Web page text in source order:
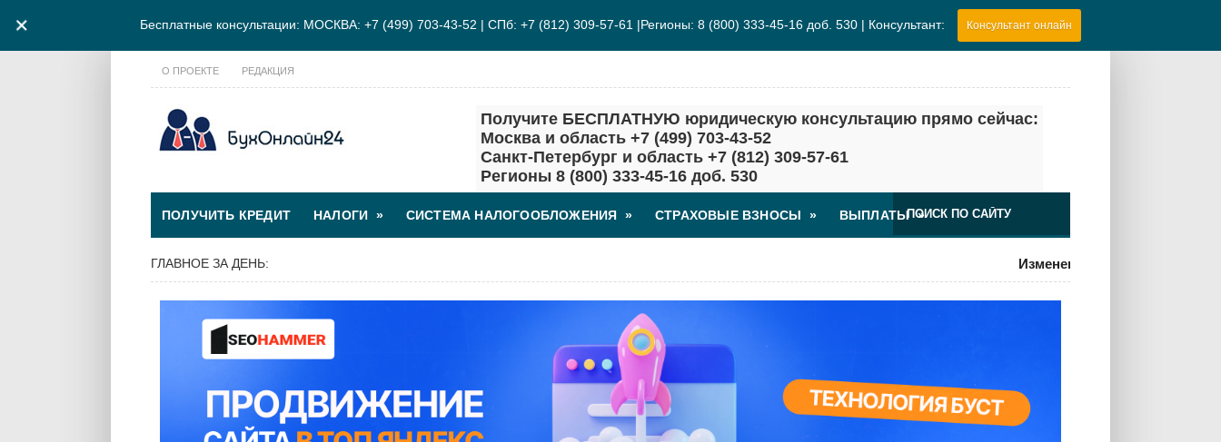
О ПРОЕКТЕ РЕДАКЦИЯ
Получите БЕСПЛАТНУЮ юридическую консультацию прямо сейчас:
Москва и область +7 (499) 703-43-52
Санкт-Петербург и область +7 (812) 309-57-61
Регионы 8 (800) 333-45-16 доб. 530
ПОЛУЧИТЬ КРЕДИТ НАЛОГИ » СИСТЕМА НАЛОГООБЛОЖЕНИЯ » СТРАХОВЫЕ ВЗНОСЫ » ВЫПЛАТЫ»
ГЛАВНОЕ ЗА ДЕНЬ: Изменения для ООО по УСН
Бесплатные консультации: МОСКВА: +7 (499) 703-43-52 | СПб: +7 (812) 309-57-61 |Регионы: 8 (800) 333-45-16 доб. 530 | Консультант: Консультант онлайн
+